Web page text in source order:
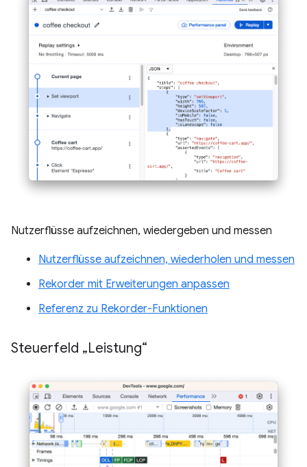
Nutzerflüsse aufzeichnen, wiedergeben und messen
Nutzerflüsse aufzeichnen, wiederholen und messen
Rekorder mit Erweiterungen anpassen
Referenz zu Rekorder-Funktionen
Steuerfeld „Leistung“